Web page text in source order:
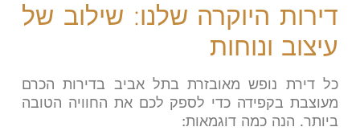
דירות היוקרה שלנו: שילוב של
עיצוב ונוחות
כל דירת נופש מאובזרת בתל אביב בדירות הכרם
מעוצבת בקפידה כדי לספק לכם את החוויה הטובה
ביותר. הנה כמה דוגמאות: